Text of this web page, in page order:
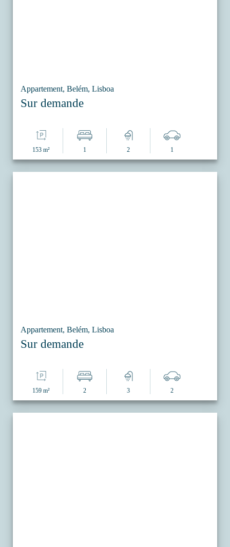
Appartement, Belém, Lisboa
Sur demande
153 m² 1 2 1
Appartement, Belém, Lisboa
Sur demande
159 m² 2 3 2